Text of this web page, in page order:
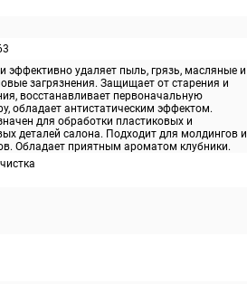
эффективно удаляет пыль, грязь, масляные и
загрязнения. Защищает от старения и
восстанавливает первоначальную
обладает антистатическим эффектом.
для обработки пластиковых и
деталей салона. Подходит для молдингов и
Обладает приятным ароматом клубники.